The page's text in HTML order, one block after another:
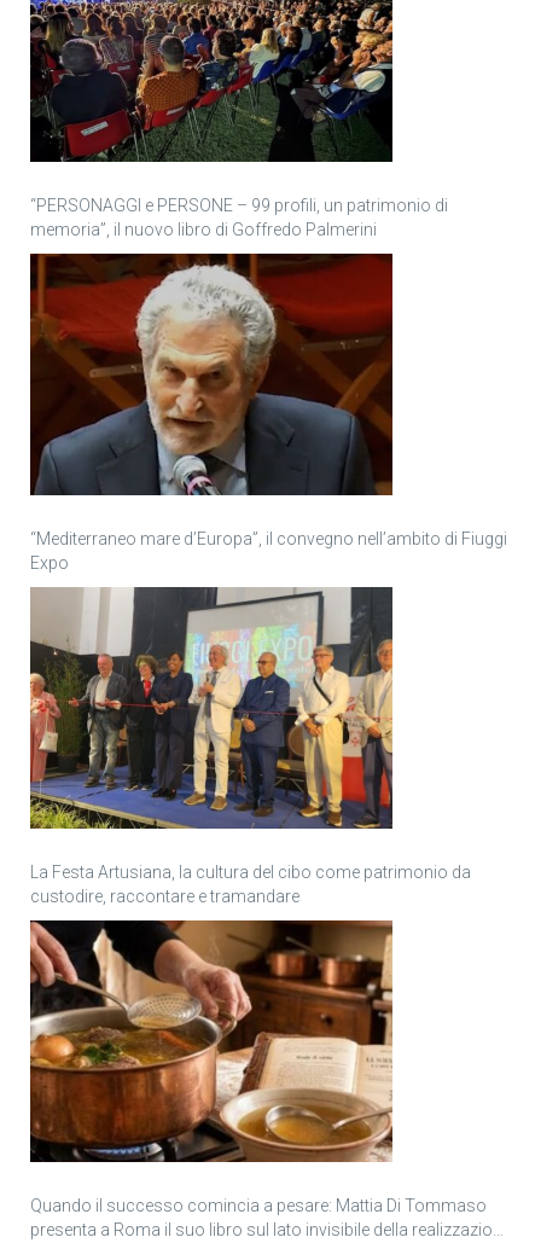
“PERSONAGGI e PERSONE – 99 profili, un patrimonio di
memoria”, il nuovo libro di Goffredo Palmerini
“Mediterraneo mare d’Europa”, il convegno nell’ambito di Fiuggi
Expo
La Festa Artusiana, la cultura del cibo come patrimonio da
custodire, raccontare e tramandare
Quando il successo comincia a pesare: Mattia Di Tommaso
presenta a Roma il suo libro sul lato invisibile della realizzazione